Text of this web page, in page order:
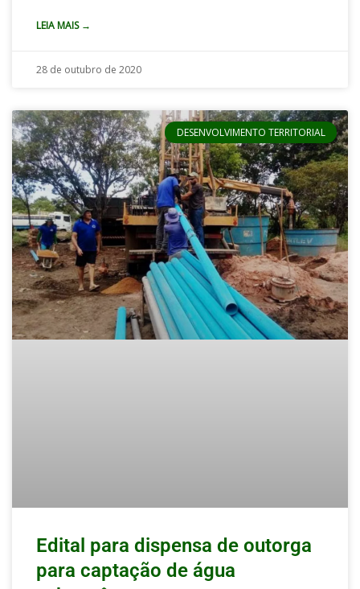
LEIA MAIS →
28 de outubro de 2020
DESENVOLVIMENTO TERRITORIAL
Edital para dispensa de outorga
para captação de água